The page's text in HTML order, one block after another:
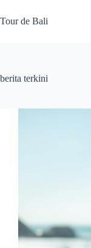
to
content
Tour de Bali
berita terkini